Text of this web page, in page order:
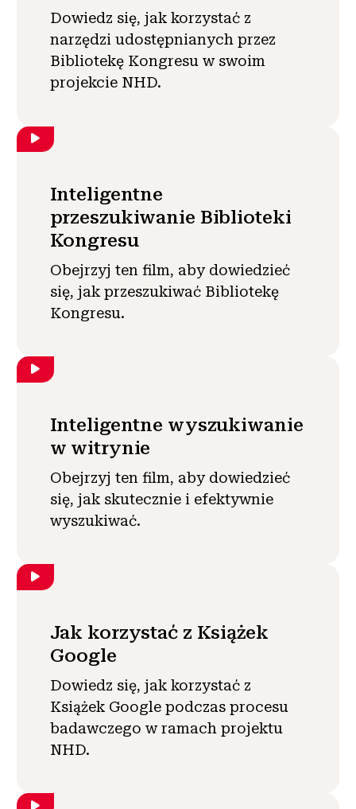
Dowiedz się, jak korzystać z
narzędzi udostępnianych przez
Bibliotekę Kongresu w swoim
projekcie NHD.
Inteligentne
przeszukiwanie Biblioteki
Kongresu
Obejrzyj ten film, aby dowiedzieć
się, jak przeszukiwać Bibliotekę
Kongresu.
Inteligentne wyszukiwanie
w witrynie
Obejrzyj ten film, aby dowiedzieć
się, jak skutecznie i efektywnie
wyszukiwać.
Jak korzystać z Książek
Google
Dowiedz się, jak korzystać z
Książek Google podczas procesu
badawczego w ramach projektu
NHD.